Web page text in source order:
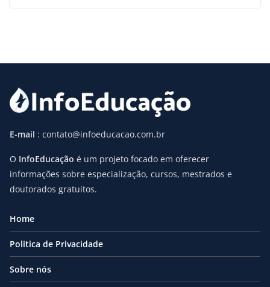
E-mail : contato@infoeducacao.com.br
O InfoEducação é um projeto focado em oferecer
informações sobre especialização, cursos, mestrados e
doutorados gratuitos.
Home
Politica de Privacidade
Sobre nós